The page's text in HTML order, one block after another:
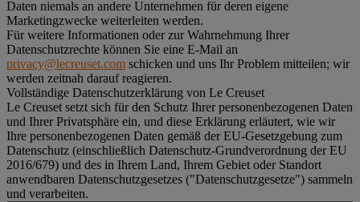
Daten niemals an andere Unternehmen für deren eigene
Marketingzwecke weiterleiten werden.
Für weitere Informationen oder zur Wahrnehmung Ihrer
Datenschutzrechte können Sie eine E-Mail an
privacy@lecreuset.com schicken und uns Ihr Problem mitteilen; wir
werden zeitnah darauf reagieren.
Vollständige Datenschutzerklärung von Le Creuset
Le Creuset setzt sich für den Schutz Ihrer personenbezogenen Daten
und Ihrer Privatsphäre ein, und diese Erklärung erläutert, wie wir
Ihre personenbezogenen Daten gemäß der EU-Gesetzgebung zum
Datenschutz (einschließlich Datenschutz-Grundverordnung der EU
2016/679) und des in Ihrem Land, Ihrem Gebiet oder Standort
anwendbaren Datenschutzgesetzes ("Datenschutzgesetze") sammeln
und verarbeiten.